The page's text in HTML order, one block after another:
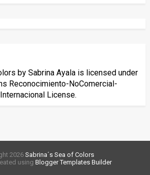
by Sabrina Ayalais licensed under
Reconocimiento-NoComercial-
License.
2026 Sabrina´s Sea of Colors
using Blogger Templates Builder